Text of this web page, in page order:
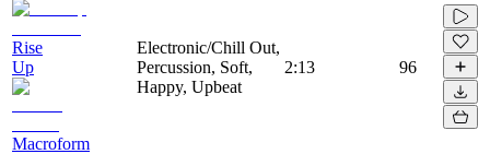
Rise
Up
Macroform
Electronic/Chill Out,
Percussion, Soft,
Happy, Upbeat
2:13 96